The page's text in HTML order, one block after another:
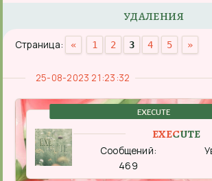
УДАЛЕНИЯ
Страница: « 1 2 3 4 5 »
25-08-2023 21:23:32
EXECUTE
EXECUTE
Сообщений:
469